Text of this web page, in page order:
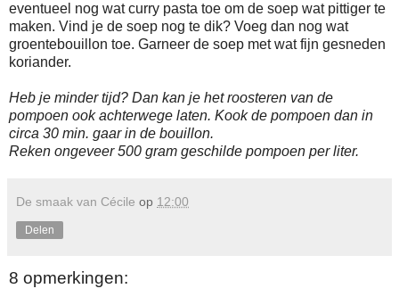
eventueel nog wat curry pasta toe om de soep wat pittiger te
maken. Vind je de soep nog te dik? Voeg dan nog wat
groentebouillon toe. Garneer de soep met wat fijn gesneden
koriander.
Heb je minder tijd? Dan kan je het roosteren van de
pompoen ook achterwege laten. Kook de pompoen dan in
circa 30 min. gaar in de bouillon.
Reken ongeveer 500 gram geschilde pompoen per liter.
De smaak van Cécile op 12:00
Delen
8 opmerkingen: